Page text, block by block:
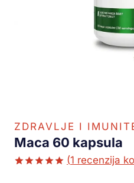
ZDRAVLJE I
Maca 60 kapsula
(1 recenzija